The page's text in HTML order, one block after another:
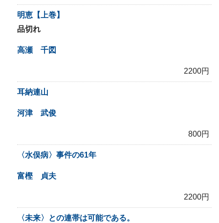
明恵【上巻】
品切れ
高瀬 千図
2200円
耳納連山
河津 武俊
800円
〈水俣病〉事件の61年
富樫 貞夫
2200円
〈未来〉との連帯は可能である。